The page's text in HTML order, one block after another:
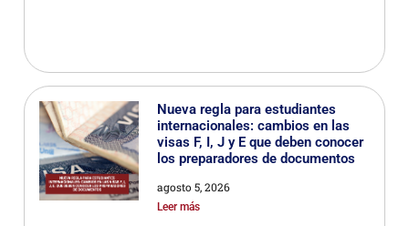
Nueva regla para estudiantes
internacionales: cambios en las
visas F, I, J y E que deben conocer
los preparadores de documentos
agosto 5, 2026
Leer más